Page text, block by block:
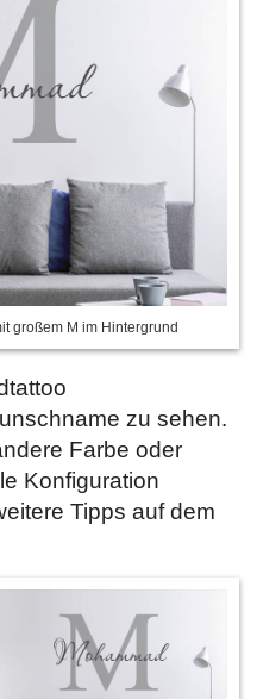
großem M im Hintergrund
zu sehen.
Farbe oder
Konfiguration
Tipps auf dem